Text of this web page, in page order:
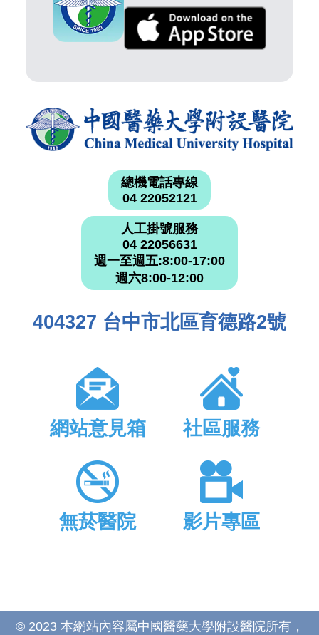
總機電話專線
04 22052121
人工掛號服務
04 22056631
週一至週五:8:00-17:00
週六8:00-12:00
404327 台中市北區育德路2號
網站意見箱 社區服務
無菸醫院 影片專區
© 2023 本網站內容屬中國醫藥大學附設醫院所有，